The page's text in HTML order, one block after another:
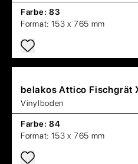
Farbe: 83
Format: 153 x 765 mm
belakosAttico Fischgrät
Vinylboden
Farbe: 84
Format: 153 x 765 mm